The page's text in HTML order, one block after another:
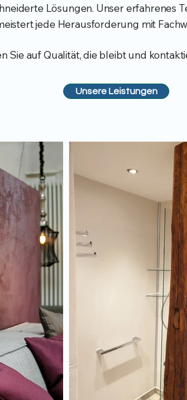
Lösungen. Unser erfahrenes
jede Herausforderung mit
Sie auf Qualität, die bleibt und
Unsere Leistungen